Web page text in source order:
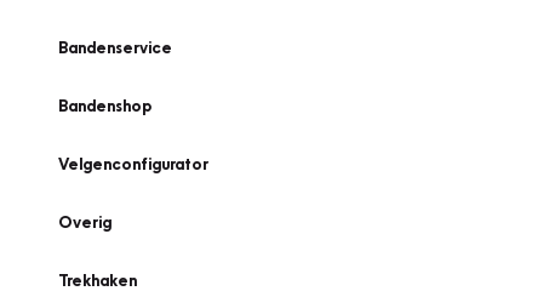
Bandenservice
Bandenshop
Velgenconfigurator
Overig
Trekhaken